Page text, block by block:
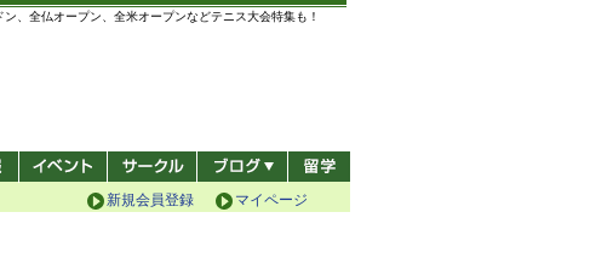
、全仏オープン、全米オープンなどテニス大会特集も！
マイページ
新規会員登録